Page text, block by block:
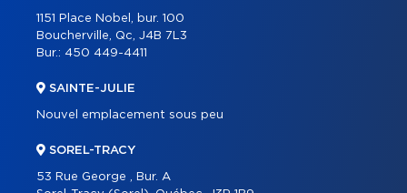
1151 Place Nobel, bur. 100
Boucherville, Qc, J4B 7L3
Bur.: 450 449-4411
SAINTE-JULIE
Nouvel emplacement sous peu
SOREL-TRACY
53 Rue George , Bur. A